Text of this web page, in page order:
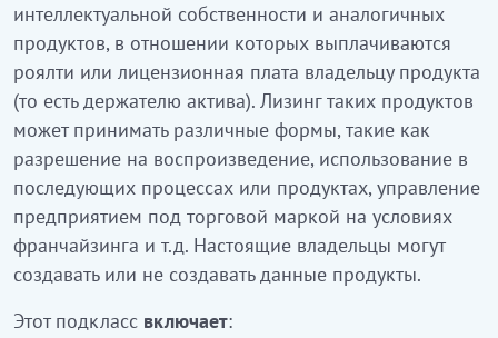
интеллектуальной собственности и аналогичных
продуктов, в отношении которых выплачиваются
роялти или лицензионная плата владельцу продукта
(то есть держателю актива). Лизинг таких продуктов
может принимать различные формы, такие как
разрешение на воспроизведение, использование в
последующих процессах или продуктах, управление
предприятием под торговой маркой на условиях
франчайзинга и т.д. Настоящие владельцы могут
создавать или не создавать данные продукты.
Этот подкласс включает: